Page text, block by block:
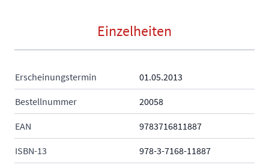
Einzelheiten
Erscheinungstermin 01.05.2013
Bestellnummer 20058
EAN 9783716811887
ISBN-13 978-3-7168-11887